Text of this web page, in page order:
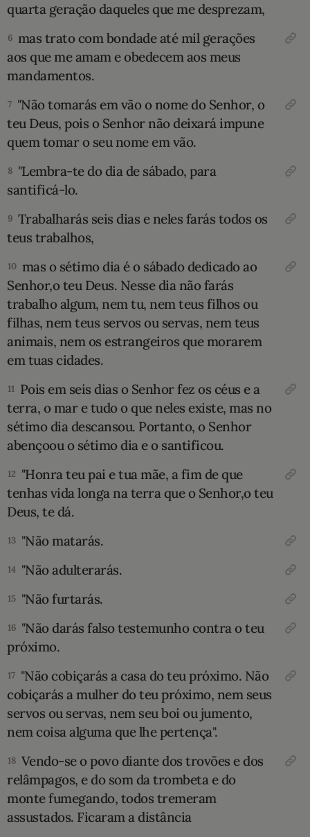
TEMAS
PERGUNTE À BÍBLIA IA
QUEM SOMOS
LOJA BÍBLIAON
quarta geração daqueles que me desprezam,
6 mas trato com bondade até mil gerações
aos que me amam e obedecem aos meus
man­damentos.
7 "Não tomarás em vão o nome do Senhor, o
teu Deus, pois o Senhor não deixará impune
quem tomar o seu nome em vão.
8 "Lembra-te do dia de sábado, para
santificá-lo.
9 Trabalharás seis dias e neles farás todos os
teus trabalhos,
10 mas o sétimo dia é o sábado dedicado ao
Senhor,o teu Deus. Nesse dia não farás
trabalho algum, nem tu, nem teus filhos ou
filhas, nem teus servos ou servas, nem teus
animais, nem os estrangeiros que morarem
em tuas cidades.
11 Pois em seis dias o Senhor fez os céus e a
terra, o mar e tudo o que neles existe, mas no
sétimo dia descansou. Portanto, o Senhor
abençoou o sétimo dia e o santificou.
12 "Honra teu pai e tua mãe, a fim de que
tenhas vida longa na terra que o Senhor,o teu
Deus, te dá.
13 "Não matarás.
14 "Não adulterarás.
15 "Não furtarás.
16 "Não darás falso testemunho contra o teu
próximo.
17 "Não cobiçarás a casa do teu próximo. Não
cobiçarás a mulher do teu próximo, nem seus
servos ou servas, nem seu boi ou jumento,
nem coisa alguma que lhe pertença".
18 Vendo-se o povo diante dos trovões e dos
relâmpagos, e do som da trombeta e do
monte fumegando, todos tremeram
assustados. Ficaram a distância